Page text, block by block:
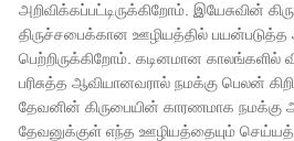
அறிவிக்கப்பட்டிருக்கிறோம். இயேசுவின்
திருச்சபைக்கான ஊழியத்தில்
பெற்றிருக்கிறோம். கடினமான காலங்களில்
பரிசுத்த ஆவியானவரால் நமக்கு பெலன்
தேவனின் கிருபையின் காரணமாக நமக்கு
தேவனுக்குள் எந்த ஊழியத்தையும் செய்யத்